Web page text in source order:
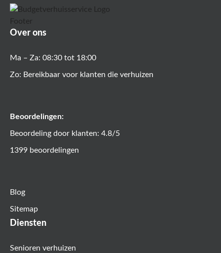
Over ons
Ma – Za: 08:30 tot 18:00
Zo: Bereikbaar voor klanten die verhuizen
Beoordelingen:
Beoordeling door klanten: 4.8/5
1399 beoordelingen
Blog
Sitemap
Diensten
Senioren verhuizen